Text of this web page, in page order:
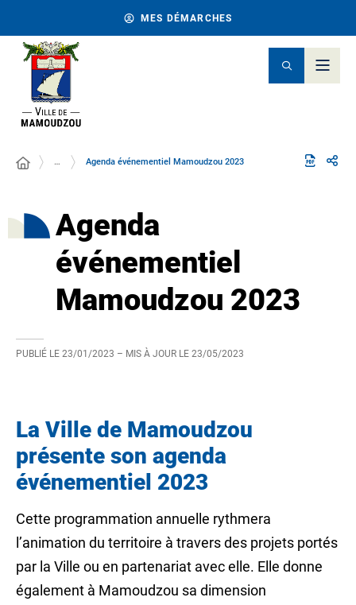
MES DÉMARCHES
… Agenda événementiel Mamoudzou 2023
Agenda
événementiel
Mamoudzou 2023
PUBLIÉ LE 23/01/2023 – MIS À JOUR LE 23/05/2023
La Ville de Mamoudzou
présente son agenda
événementiel 2023
Cette programmation annuelle rythmera
l’animation du territoire à travers des projets portés
par la Ville ou en partenariat avec elle. Elle donne
également à Mamoudzou sa dimension